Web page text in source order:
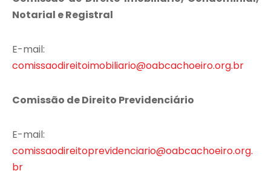
Notarial e Registral
E-mail:
comissaodireitoimobiliario@oabcachoeiro.org.br
Comissão de Direito Previdenciário
E-mail:
comissaodireitoprevidenciario@oabcachoeiro.org.
br